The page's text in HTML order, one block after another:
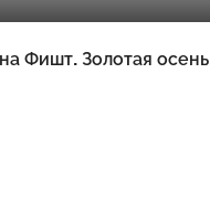
Фишт. Золотая осень